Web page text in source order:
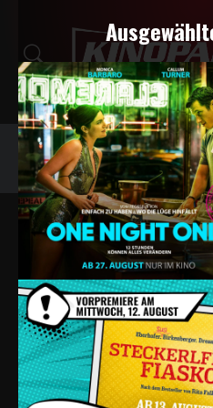
Programm
Filter deaktivieren
Alle Tage